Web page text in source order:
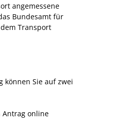
angemessene
Bundesamt für
Transport
können Sie auf zwei
Antrag online